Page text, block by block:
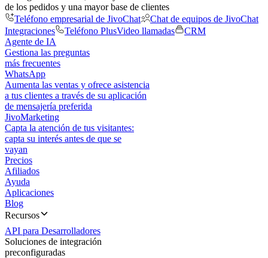
de los pedidos y una mayor base de clientes
Teléfono empresarial de JivoChat
Chat de equipos de JivoChat
Integraciones
Teléfono PlusVideo llamadas
CRM
Agente de IA
Gestiona las preguntas
más frecuentes
WhatsApp
Aumenta las ventas y ofrece asistencia
a tus clientes a través de su aplicación
de mensajería preferida
JivoMarketing
Capta la atención de tus visitantes:
capta su interés antes de que se
vayan
Precios
Afiliados
Ayuda
Aplicaciones
Blog
Recursos
API para Desarrolladores
Soluciones de integración
preconfiguradas